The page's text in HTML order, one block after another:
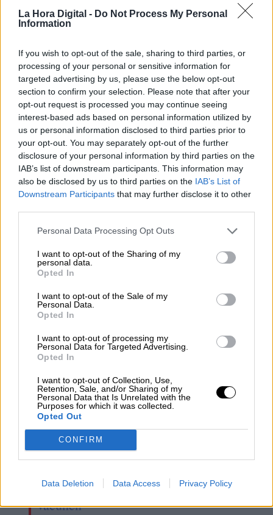
La Hora Digital - Do Not Process My Personal
Information
If you wish to opt-out of the sale, sharing to third parties, or
processing of your personal or sensitive information for
targeted advertising by us, please use the below opt-out
section to confirm your selection. Please note that after your
opt-out request is processed you may continue seeing
interest-based ads based on personal information utilized by
us or personal information disclosed to third parties prior to
your opt-out. You may separately opt-out of the further
disclosure of your personal information by third parties on the
IAB’s list of downstream participants. This information may
also be disclosed by us to third parties on the IAB’s List of
Downstream Participants that may further disclose it to other
Personal Data Processing Opt Outs
I want to opt-out of the Sharing of my
personal data.
Opted In
I want to opt-out of the Sale of my
Personal Data.
Opted In
I want to opt-out of processing my
Personal Data for Targeted Advertising.
Opted In
I want to opt-out of Collection, Use,
Retention, Sale, and/or Sharing of my
Personal Data that Is Unrelated with the
Purposes for which it was collected.
Opted Out
CONFIRM
Data Deletion Data Access Privacy Policy
gracias a "una Ley de Derechos de
Autor actualizada"
Repsol y Telefónica España crean
una 'joint venture' para desarrollar el
despidos a los empleados que no se
vacunen